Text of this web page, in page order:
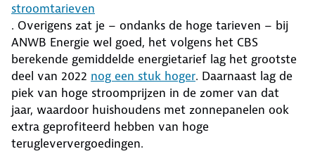
stroomtarieven
. Overigens zat je – ondanks de hoge tarieven – bij
ANWB Energie wel goed, het volgens het CBS
berekende gemiddelde energietarief lag het grootste
deel van 2022 nog een stuk hoger. Daarnaast lag de
piek van hoge stroomprijzen in de zomer van dat
jaar, waardoor huishoudens met zonnepanelen ook
extra geprofiteerd hebben van hoge
terugleververgoedingen.